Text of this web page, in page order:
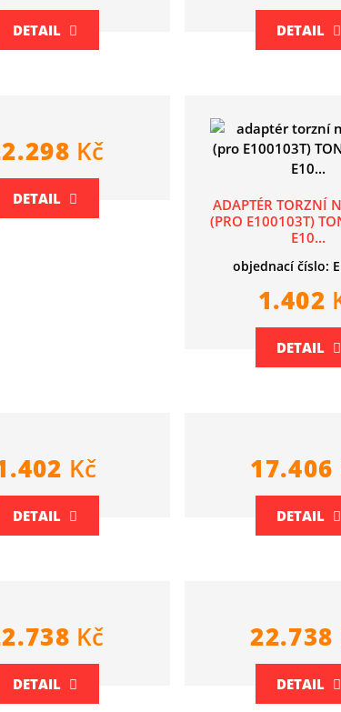
DETAIL DETAIL
Kč
DETAIL
ADAPTÉR TORZNÍ
(PRO E100103T)
E10...
objednací číslo:
1.402
DETAIL
Kč
DETAIL
17.406
DETAIL
Kč
DETAIL
22.738
DETAIL